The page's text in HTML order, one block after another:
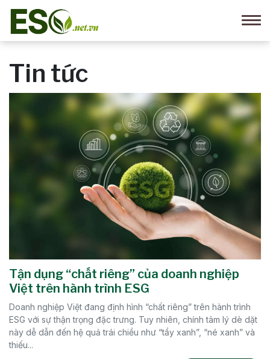
Tin tức
Tận dụng “chất riêng” của doanh nghiệp
Việt trên hành trình ESG
Doanh nghiệp Việt đang định hình “chất riêng” trên hành trình
ESG với sự thận trọng đặc trưng. Tuy nhiên, chính tâm lý dè dặt
này dễ dẫn đến hệ quả trái chiều như “tẩy xanh”, “né xanh” và
thiếu...